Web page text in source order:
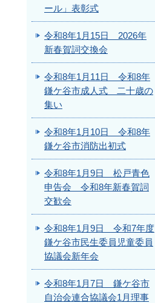
ール」表彰式
令和8年1月15日 2026年
新春賀詞交換会
令和8年1月11日 令和8年
鎌ケ谷市成人式 二十歳の
集い
令和8年1月10日 令和8年
鎌ケ谷市消防出初式
令和8年1月9日 松戸青色
申告会 令和8年新春賀詞
交歓会
令和8年1月9日 令和7年度
鎌ケ谷市民生委員児童委員
協議会新年会
令和8年1月7日 鎌ケ谷市
自治会連合協議会1月理事